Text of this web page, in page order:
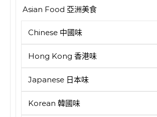
Asian Food 亞洲美食
Chinese 中國味
Hong Kong 香港味
Japanese 日本味
Korean 韓國味